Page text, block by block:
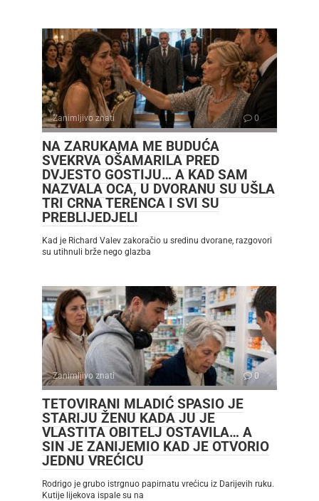
Zanimljivo znati 0
NA ZARUKAMA ME BUDUĆA
SVEKRVA OŠAMARILA PRED
DVJESTO GOSTIJU… A KAD SAM
NAZVALA OCA, U DVORANU SU UŠLA
TRI CRNA TERENCA I SVI SU
PREBLIJEDJELI
Kad je Richard Valev zakoračio u sredinu dvorane, razgovori
su utihnuli brže nego glazba
Zanimljivo znati 0
TETOVIRANI MLADIĆ SPASIO JE
STARIJU ŽENU KADA JU JE
VLASTITA OBITELJ OSTAVILA… A
SIN JE ZANIJEMIO KAD JE OTVORIO
JEDNU VREĆICU
Rodrigo je grubo istrgnuo papirnatu vrećicu iz Darijevih ruku.
Kutije lijekova ispale su na